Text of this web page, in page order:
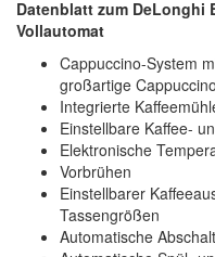
Datenblatt zum DeLonghi
Vollautomat
Cappuccino-System
großartige
Integrierte
Einstellbare Kaffee-
Elektronische
Vorbrühen
Einstellbarer
Tassengrößen
Automatische